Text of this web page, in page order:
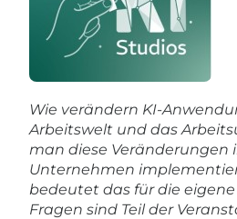
​​​Wie verändern KI-
Arbeitswelt und das
man diese Veränderungen
Unternehmen
bedeutet das für die eigene
Fragen sind Teil der